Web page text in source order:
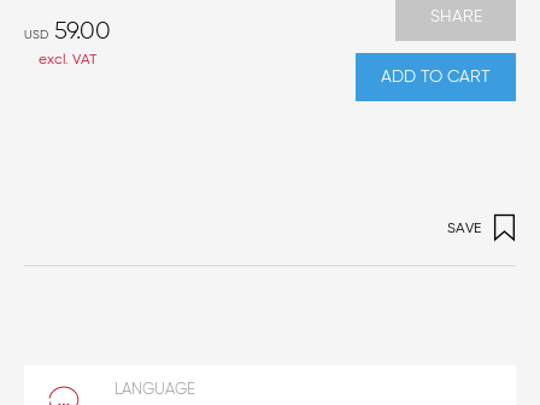
USD 59.00
excl. VAT
SHARE
ADD TO CART
SAVE
LANGUAGE